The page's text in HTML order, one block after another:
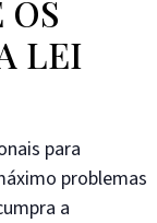
LEI
para
problemas
a